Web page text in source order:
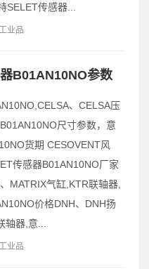
SELET传感器...
业品
B01AN10NO参数
、CELSA压
尺寸参数，意
货期 CESOVENT风
传感器B01AN10NO厂家
MATRIX气缸,KTR联轴器,
价格DNH、DNH扬
器,意...
业品